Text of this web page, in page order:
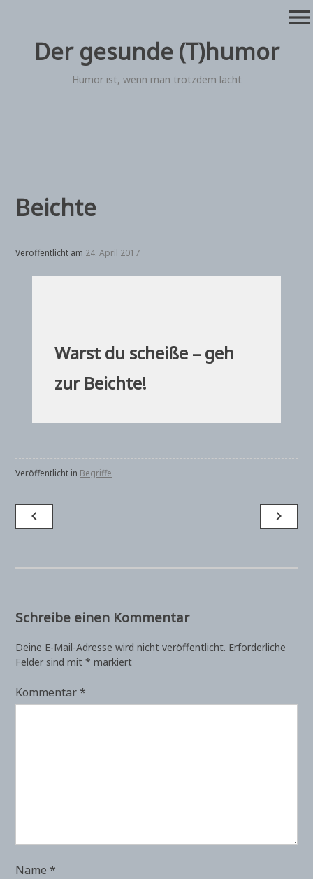
springenDer gesunde (T)humor
Humor ist, wenn man trotzdem lacht
menu
Beichte
Veröffentlicht am 24. April 2017
Warst du scheiße – geh
zur Beichte!
Veröffentlicht in Begriffe
Beitragsnavigation
navigate_before navigate_next
Schreibe einen Kommentar
Deine E-Mail-Adresse wird nicht veröffentlicht. Erforderliche
Felder sind mit* markiert
Kommentar*
Name*